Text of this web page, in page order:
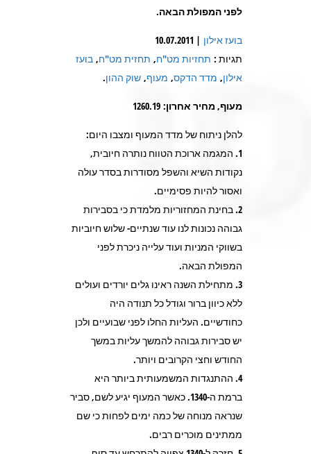
לפני המפולת הבאה.
בועז אילון | 10.07.2011
תגיות : תחזיות מט"ח, תחזית מט"ח, בועז
אילון, מדד הדקס, מעוף, שוק ההון.
מעוף, מחיר אחרון: 1260.19
להלן ניתוח של מדד המעוף ומצבו היום:
1. המגמה ארוכת הטווח נותרה חיובית,
נקודות השיא והשפל מסודרות בסדר עולה
ואסור להיות פסימיים.
2. בחינת המחזוריות מלמדת כי בסבירות
גבוהה נכונות לנו עוד שנתיים- שלוש חיוביות
בשווקי המניות ועוד עלייה ניכרת לפני
המפולת הבאה.
3. מתחילת השנה ראינו גלים יורדים ועולים
ללא כיוון ברור וגודל כל תנודה היה
כחודשיים. העליות החלו לפני שבועיים ולכן
יש סבירות גבוהה להמשך עליות במשך
החודש וחצי הקרובים ויותר.
4. ההתנגדות המשמעותית ביותר היא
ברמת ה-1340. כאשר המעוף יגיע לשם, סביר
שנראה מנוחה של כמה ימים לפחות כי שם
ממתינים מוכרים רבים.